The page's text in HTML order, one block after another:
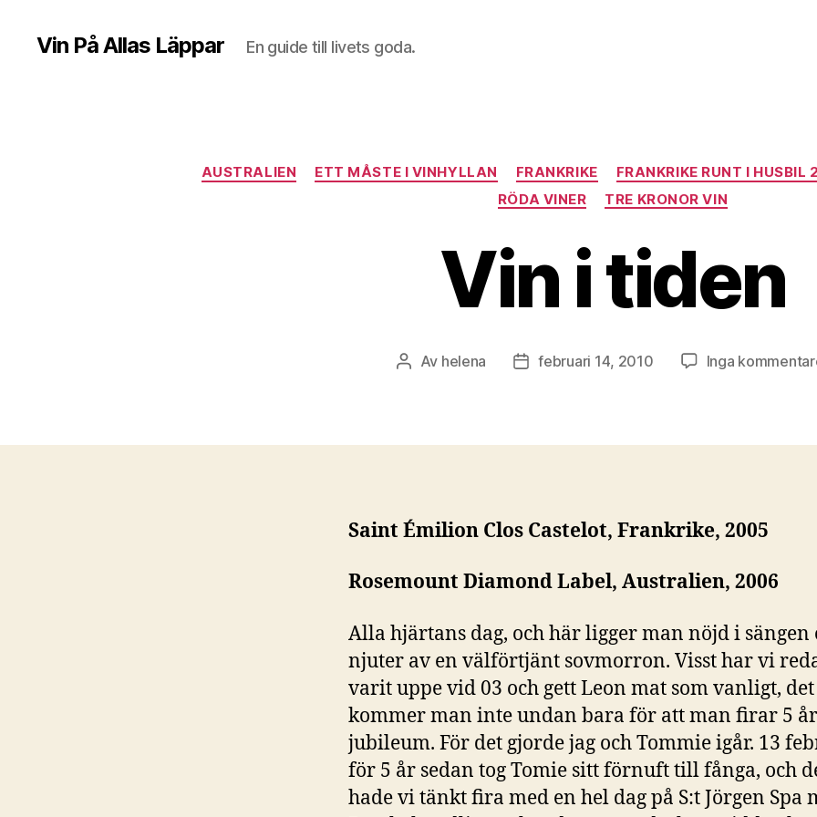
Vin På Allas Läppar En guide till livets goda.
Kategorier
AUSTRALIEN ETT MÅSTE I VINHYLLAN FRANKRIKE FRANKRIKE RUNT I HUSBIL
RÖDA VINER
TRE KRONOR VIN
Vin i tiden
Inläggsförfattare
Av helena Inläggsdatum
februari 14, 2010 Inga
Saint Émilion Clos Castelot, Frankrike, 2005
Rosemount Diamond Label, Australien, 2006
Alla hjärtans dag, och här ligger man nöjd i sängen
njuter av en välförtjänt sovmorron. Visst har vi
varit uppe vid 03 och gett Leon mat som vanligt, det
kommer man inte undan bara för att man firar 5
jubileum. För det gjorde jag och Tommie igår. 13
för 5 år sedan tog Tomie sitt förnuft till fånga, och
hade vi tänkt fira med en hel dag på S:t Jörgen Spa